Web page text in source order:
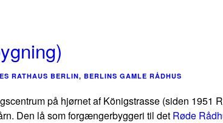
RATHAUS BERLIN, BERLINS GAMLE RÅDHUS
på hjørnet af Königstrasse (siden 1951
Den lå som forgængerbyggeri til det Røde